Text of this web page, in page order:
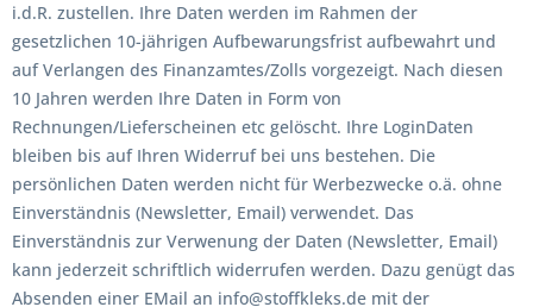
i.d.R. zustellen. Ihre Daten werden im Rahmen der
gesetzlichen 10-jährigen Aufbewarungsfrist aufbewahrt und
auf Verlangen des Finanzamtes/Zolls vorgezeigt. Nach diesen
10 Jahren werden Ihre Daten in Form von
Rechnungen/Lieferscheinen etc gelöscht. Ihre LoginDaten
bleiben bis auf Ihren Widerruf bei uns bestehen. Die
persönlichen Daten werden nicht für Werbezwecke o.ä. ohne
Einverständnis (Newsletter, Email) verwendet. Das
Einverständnis zur Verwenung der Daten (Newsletter, Email)
kann jederzeit schriftlich widerrufen werden. Dazu genügt das
Absenden einer EMail an info@stoffkleks.de mit der